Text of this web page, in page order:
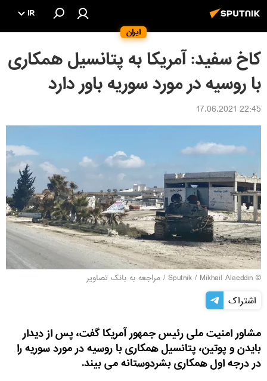
ایران
IR
کاخ سفید: آمریکا به پتانسیل همکاری
با روسیه در مورد سوریه باور دارد
22:45 17.06.2021
© Sputnik / Mikhail Alaeddin
/ مراجعه به بانک تصاویر
اشتراک
مشاور امنیت ملی رئیس جمهور آمریكا گفت، پس از دیدار
بایدن و پوتین، پتانسیل همکاری با روسیه در مورد سوریه را
در درجه اول همکاری بشردوستانه می بیند.